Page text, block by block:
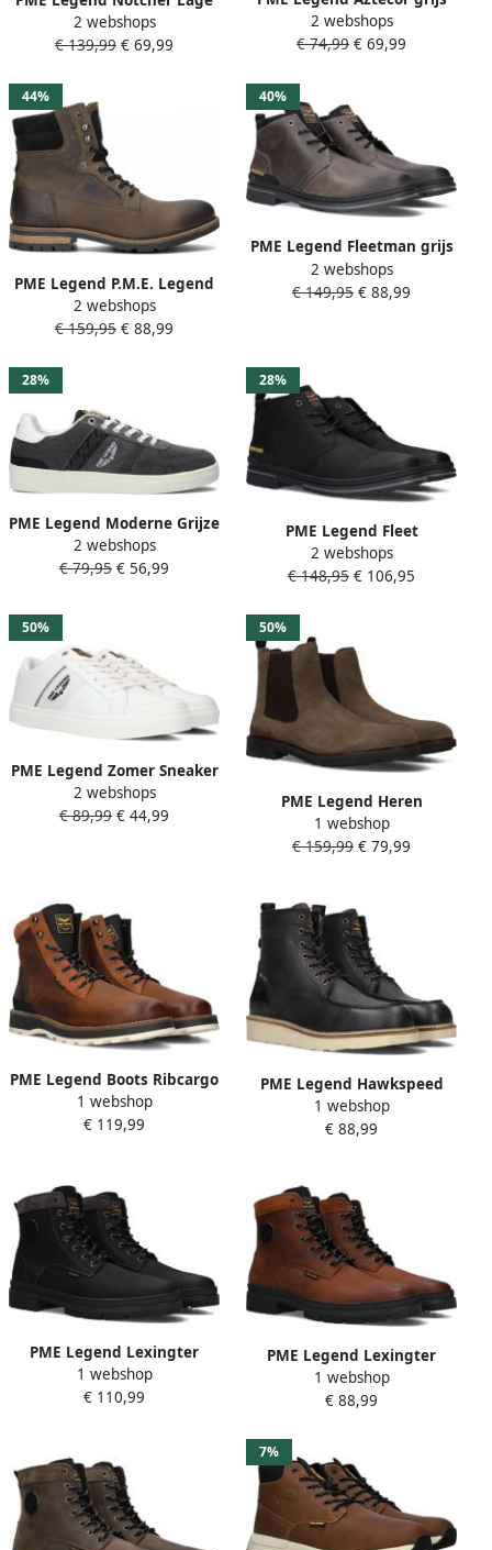
sneakers Leren Sneaker
Heren Cognac
2 webshops
€ 139,99 € 69,99
sneakers heren
(PBO2303320-962)
2 webshops
€ 74,99 € 69,99
44%
PME Legend P.M.E. Legend
Cargotanker Mannen
Veterboot Groen
2 webshops
€ 159,95 € 88,99
40%
PME Legend Fleetman grijs
veterschoenen heren
(PBO2209200-961)
2 webshops
€ 149,95 € 88,99
28%
PME Legend Moderne Grijze
Skytank Sneakers Gray
Heren
2 webshops
€ 79,95 € 56,99
28%
PME Legend Fleet
Veterboots Laarzen Met
Veters Zwart
2 webshops
€ 148,95 € 106,95
50%
PME Legend Zomer Sneaker
met Verstevigde Hiel en
Enkelondersteuning Wit
2 webshops
€ 89,99 € 44,99
50%
PME Legend Heren
Sneakers Airshow
1 webshop
€ 159,99 € 79,99
PME Legend Boots Ribcargo
PBO2409290-898 Bruin
1 webshop
€ 119,99
PME Legend Hawkspeed
Veterboots Laarzen Met
Veters Heren Zwart
1 webshop
€ 88,99
PME Legend Lexingter
Veterboots Laarzen Met
Veters Heren Zwart
1 webshop
€ 110,99
PME Legend Lexingter
Veterboots Laarzen Met
Veters Heren Cognac
1 webshop
€ 88,99
7%